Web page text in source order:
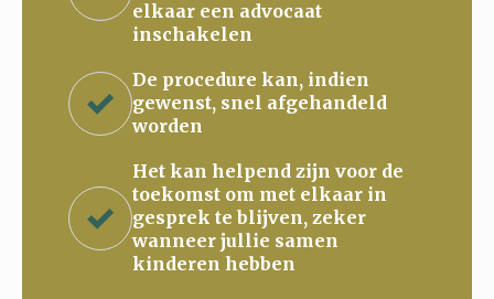
elkaar een advocaat
inschakelen
De procedure kan, indien
gewenst, snel afgehandeld
worden
Het kan helpend zijn voor de
toekomst om met elkaar in
gesprek te blijven, zeker
wanneer jullie samen
kinderen hebben